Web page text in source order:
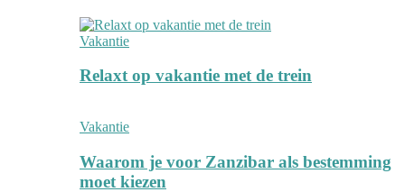
Vakantie
Relaxt op vakantie met de trein
Vakantie
Waarom je voor Zanzibar als bestemming
moet kiezen